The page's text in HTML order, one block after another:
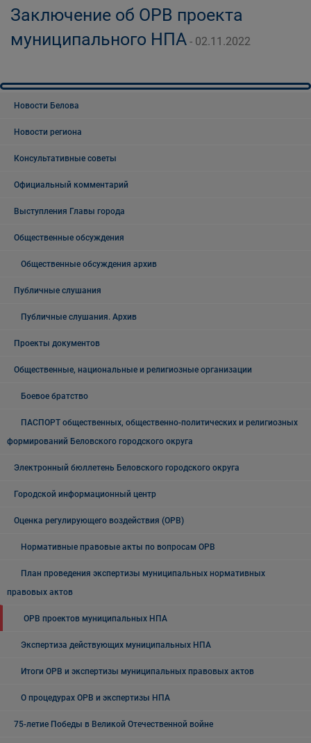
Заключение об ОРВ проекта
муниципального НПА - 02.11.2022
Новости Белова
Новости региона
Консультативные советы
Официальный комментарий
Выступления Главы города
Общественные обсуждения
Общественные обсуждения архив
Публичные слушания
Публичные слушания. Архив
Проекты документов
Общественные, национальные и религиозные организации
Боевое братство
ПАСПОРТ общественных, общественно-политических и религиозных
формирований Беловского городского округа
Электронный бюллетень Беловского городского округа
Городской информационный центр
Оценка регулирующего воздействия (ОРВ)
Нормативные правовые акты по вопросам ОРВ
План проведения экспертизы муниципальных нормативных
правовых актов
ОРВ проектов муниципальных НПА
Экспертиза действующих муниципальных НПА
Итоги ОРВ и экспертизы муниципальных правовых актов
О процедурах ОРВ и экспертизы НПА
75-летие Победы в Великой Отечественной войне